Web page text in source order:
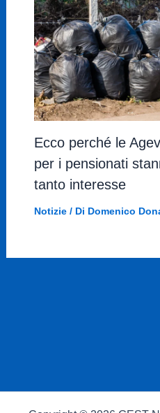
Ecco perché le
per i pensionati
tanto interesse
Notizie/ Di Domenico